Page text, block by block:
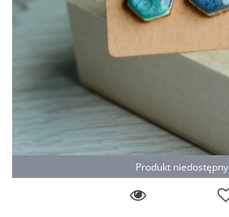
Produkt niedostępny